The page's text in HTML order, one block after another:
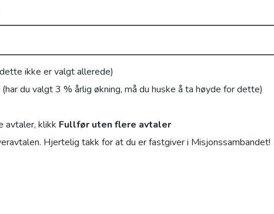
ikke er valgt allerede)
du valgt 3 % årlig økning, må du huske å ta høyde for dette)
avtaler, klikk Fullfør uten flere avtaler
Hjertelig takk for at du er fastgiver i Misjonssambandet!